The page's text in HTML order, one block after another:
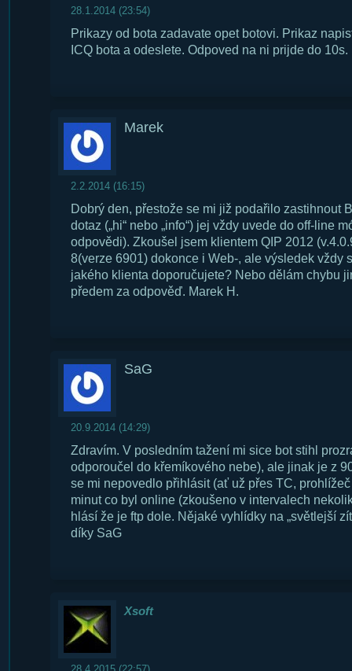
28.1.2014 (23:54)
Prikazy od bota zadavate opet botovi. Prikaz
ICQ bota a odeslete. Odpoved na ni prijde do 10s.
Marek
2.2.2014 (16:15)
Dobrý den, přestože se mi již podařilo zastihnout
dotaz („hi“ nebo „info“) jej vždy uvede do off-line
odpovědi). Zkoušel jsem klientem QIP 2012
8(verze 6901) dokonce i Web-, ale výsledek vždy
jakého klienta doporučujete? Nebo dělám chybu
předem za odpověď. Marek H.
SaG
20.9.2014 (14:29)
Zdravím. V posledním tažení mi sice bot stihl
odporoučel do křemíkového nebe), ale jinak je z
se mi nepovedlo přihlásit (ať už přes TC,
minut co byl online (zkoušeno v intervalech
hlásí že je ftp dole. Nějaké vyhlídky na „světlejší
díky SaG
Xsoft